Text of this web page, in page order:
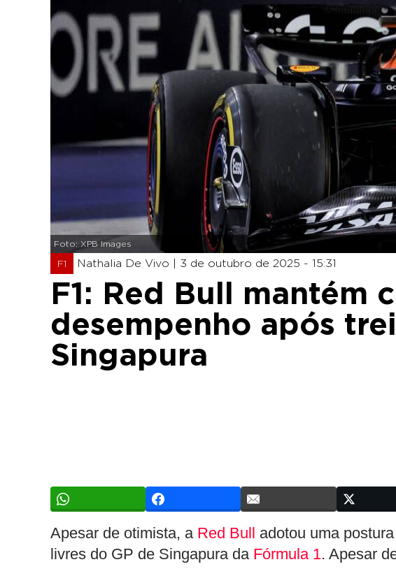
Foto: XPB Images
F1 Nathalia De Vivo | 3 de outubro de 2025 - 15:31
F1: Red Bull mantém
desempenho após
Singapura
Apesar de otimista, a Red Bull adotou uma
livres do GP de Singapura da Fórmula 1. Apesar